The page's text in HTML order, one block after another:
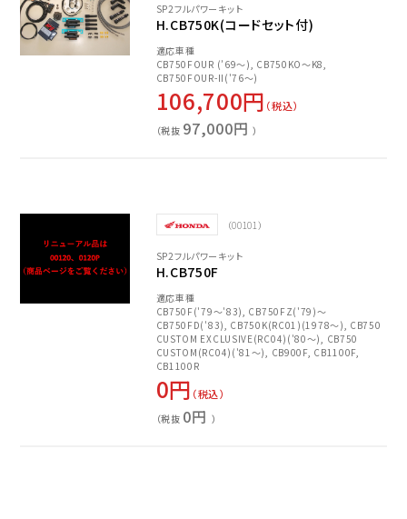
SP2フルパワーキット
H.CB750K(コードセット付)
適応車種
CB750FOUR (’69～), CB750KO～K8,
CB750FOUR-II('76～)
106,700円 （税込）
（税抜 97,000円 ）
（00101）
SP2フルパワーキット
H.CB750F
適応車種
CB750F('79～'83), CB750FZ('79)～
CB750FD('83), CB750K(RC01)(1978～), CB750
CUSTOM EXCLUSIVE(RC04)('80～), CB750
CUSTOM(RC04)('81～), CB900F, CB1100F,
CB1100R
0円 （税込）
（税抜 0円 ）